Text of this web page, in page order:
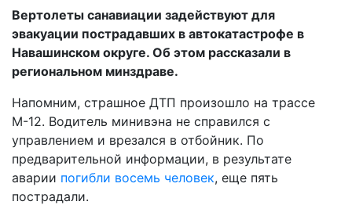
Вертолеты санавиации задействуют для
эвакуации пострадавших в автокатастрофе в
Навашинском округе. Об этом рассказали в
региональном минздраве.
Напомним, страшное ДТП произошло на трассе
М-12. Водитель минивэна не справился с
управлением и врезался в отбойник. По
предварительной информации, в результате
аварии погибли восемь человек, еще пять
пострадали.